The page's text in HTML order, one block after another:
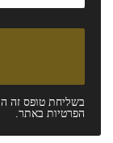
בשליחת טופס זה
הפרטיות באתר.